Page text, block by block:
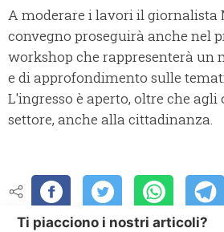
A moderare i lavori il giornalista
convegno proseguirà anche nel
workshop che rappresenterà un
e di approfondimento sulle
L'ingresso è aperto, oltre che agli
settore, anche alla cittadinanza.
Ti piacciono i nostri articoli?